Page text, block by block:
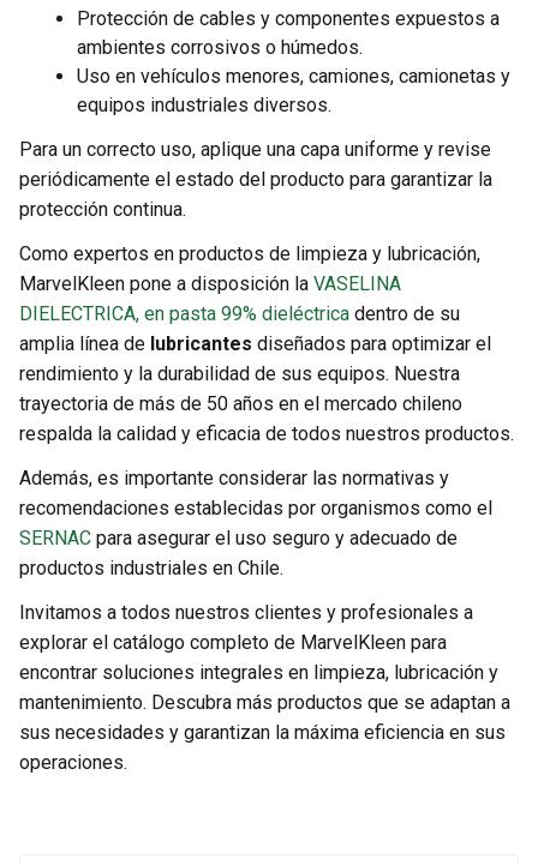
Protección de cables y componentes expuestos a
ambientes corrosivos o húmedos.
Uso en vehículos menores, camiones, camionetas y
equipos industriales diversos.
Para un correcto uso, aplique una capa uniforme y revise
periódicamente el estado del producto para garantizar la
protección continua.
Como expertos en productos de limpieza y lubricación,
MarvelKleen pone a disposición la VASELINA
DIELECTRICA, en pasta 99% dieléctrica dentro de su
amplia línea de lubricantes diseñados para optimizar el
rendimiento y la durabilidad de sus equipos. Nuestra
trayectoria de más de 50 años en el mercado chileno
respalda la calidad y eficacia de todos nuestros productos.
Además, es importante considerar las normativas y
recomendaciones establecidas por organismos como el
SERNAC para asegurar el uso seguro y adecuado de
productos industriales en Chile.
Invitamos a todos nuestros clientes y profesionales a
explorar el catálogo completo de MarvelKleen para
encontrar soluciones integrales en limpieza, lubricación y
mantenimiento. Descubra más productos que se adaptan a
sus necesidades y garantizan la máxima eficiencia en sus
operaciones.